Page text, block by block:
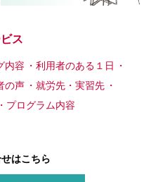
ス
内容
利用者のある１日
の声
就労先・実習先
プログラム内容
はこちら